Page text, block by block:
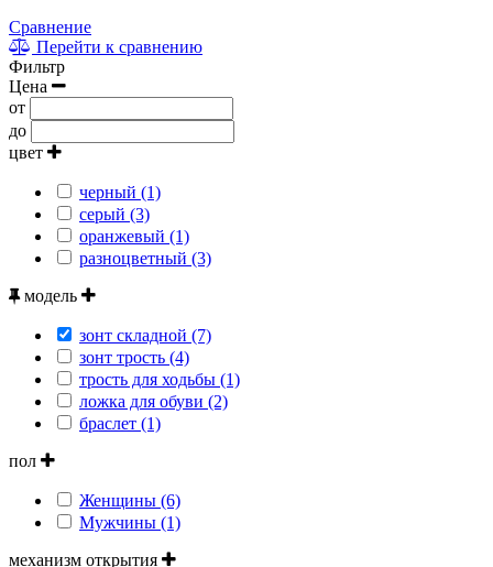
Сравнение
Перейти к сравнению
Фильтр
Цена
от
до
цвет
черный (1)
серый (3)
оранжевый (1)
разноцветный (3)
модель
зонт складной (7)
зонт трость (4)
трость для ходьбы (1)
ложка для обуви (2)
браслет (1)
пол
Женщины (6)
Мужчины (1)
механизм открытия